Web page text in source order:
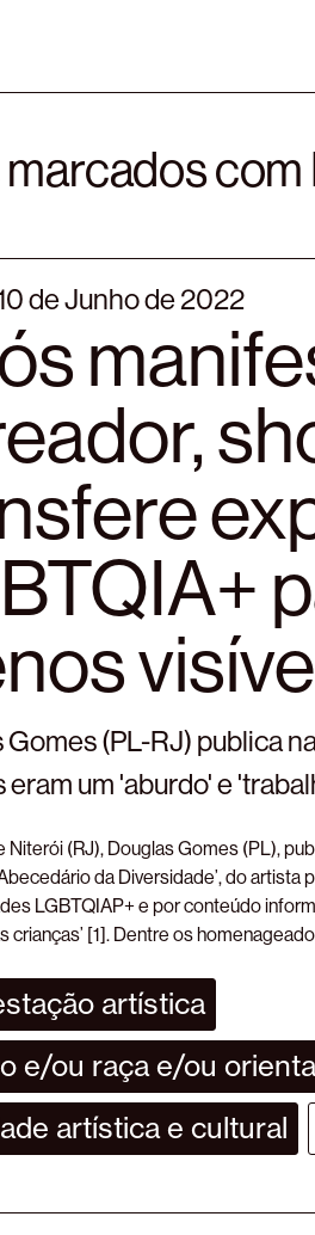
de Junho de 2022
Gomes (PL-RJ) publica
eram um 'aburdo' e
Niterói (RJ), Douglas Gomes (PL),
da Diversidade’, do
LGBTQIAP+ e por conteúdo
crianças’ [1]. Dentre os
artística
e/ou raça e/ou
artística e cultural